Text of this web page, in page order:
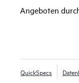
HPE Synergy-
Betrieb
sieht für das
32-Gbit-Uplinks
Platz im Rack,
Angeboten
QuickSpecs